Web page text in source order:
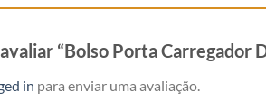
“Bolso Porta Carregador
in para enviar uma avaliação.